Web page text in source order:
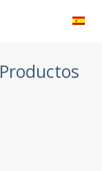
Productos